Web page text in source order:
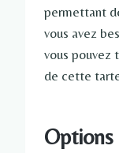
permettant
vous avez
vous pouvez
de cette